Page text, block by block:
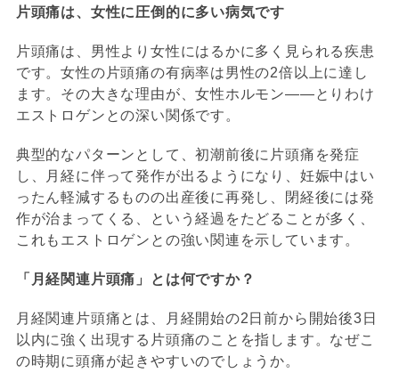
片頭痛は、女性に圧倒的に多い病気です
片頭痛は、男性より女性にはるかに多く見られる疾患
です。女性の片頭痛の有病率は男性の2倍以上に達し
ます。その大きな理由が、女性ホルモン――とりわけ
エストロゲンとの深い関係です。
典型的なパターンとして、初潮前後に片頭痛を発症
し、月経に伴って発作が出るようになり、妊娠中はい
ったん軽減するものの出産後に再発し、閉経後には発
作が治まってくる、という経過をたどることが多く、
これもエストロゲンとの強い関連を示しています。
「月経関連片頭痛」とは何ですか？
月経関連片頭痛とは、月経開始の2日前から開始後3日
以内に強く出現する片頭痛のことを指します。なぜこ
の時期に頭痛が起きやすいのでしょうか。